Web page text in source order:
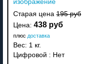
изображение
Старая цена 195 руб
Цена: 438 руб
плюс доставка
Вес: 1 кг.
Цифровой : Нет